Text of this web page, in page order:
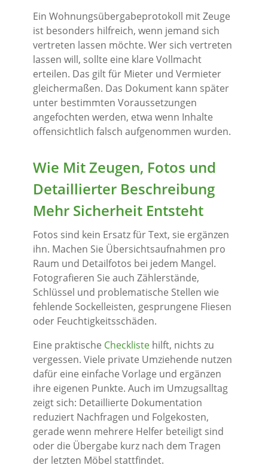
Ein Wohnungsübergabeprotokoll mit Zeuge
ist besonders hilfreich, wenn jemand sich
vertreten lassen möchte. Wer sich vertreten
lassen will, sollte eine klare Vollmacht
erteilen. Das gilt für Mieter und Vermieter
gleichermaßen. Das Dokument kann später
unter bestimmten Voraussetzungen
angefochten werden, etwa wenn Inhalte
offensichtlich falsch aufgenommen wurden.
Wie Mit Zeugen, Fotos und
Detaillierter Beschreibung
Mehr Sicherheit Entsteht
Fotos sind kein Ersatz für Text, sie ergänzen
ihn. Machen Sie Übersichtsaufnahmen pro
Raum und Detailfotos bei jedem Mangel.
Fotografieren Sie auch Zählerstände,
Schlüssel und problematische Stellen wie
fehlende Sockelleisten, gesprungene Fliesen
oder Feuchtigkeitsschäden.
Eine praktische Checklistehilft, nichts zu
vergessen. Viele private Umziehende nutzen
dafür eine einfache Vorlage und ergänzen
ihre eigenen Punkte. Auch im Umzugsalltag
zeigt sich: Detaillierte Dokumentation
reduziert Nachfragen und Folgekosten,
gerade wenn mehrere Helfer beteiligt sind
oder die Übergabe kurz nach dem Tragen
der letzten Möbel stattfindet.